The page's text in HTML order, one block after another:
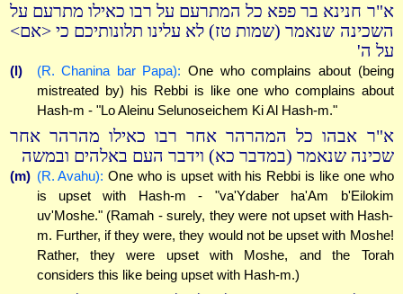
א"ר חנינא בר פפא כל המתרעם על רבו כאילו מתרעם על
השכינה שנאמר (שמות טז) לא עלינו תלונותיכם כי <אם>
על ה'
(l) (R. Chanina bar Papa): One who complains about (being
mistreated by) his Rebbi is like one who complains about
Hash-m - "Lo Aleinu Selunoseichem Ki Al Hash-m."
א"ר אבהו כל המהרהר אחר רבו כאילו מהרהר אחר
שכינה שנאמר (במדבר כא) וידבר העם באלהים ובמשה
(m) (R. Avahu): One who is upset with his Rebbi is like one who
is upset with Hash-m - "va'Ydaber ha'Am b'Eilokim
uv'Moshe." (Ramah - surely, they were not upset with Hash-
m. Further, if they were, they would not be upset with Moshe!
Rather, they were upset with Moshe, and the Torah
considers this like being upset with Hash-m.)